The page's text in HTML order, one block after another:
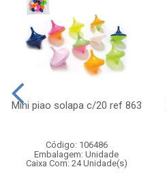
Mini piao solapa c/20 ref 863
Código: 106486
Embalagem: Unidade
Caixa Com: 24 Unidade(s)